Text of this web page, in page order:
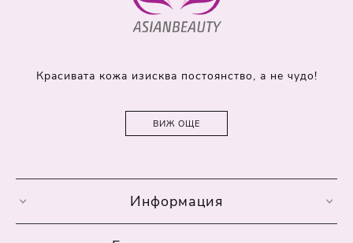
Красивата кожа изисква постоянство, а не чудо!
ВИЖ ОЩЕ
Информация